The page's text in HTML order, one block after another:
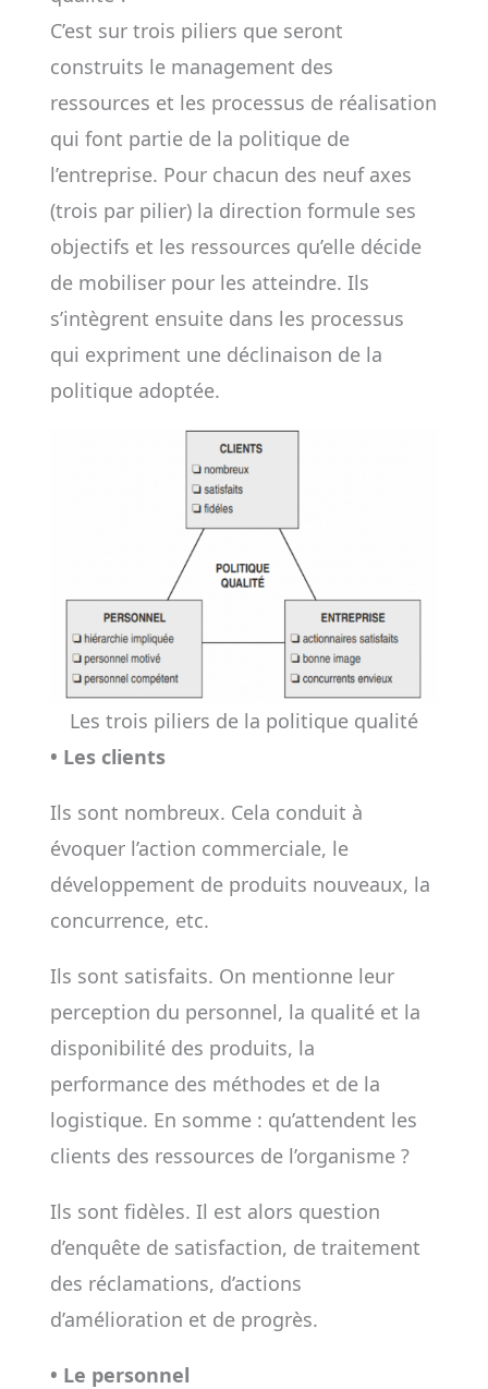
C’est sur trois piliers que seront
construits le management des
ressources et les processus de réalisation
qui font partie de la politique de
l’entreprise. Pour chacun des neuf axes
(trois par pilier) la direction formule ses
objectifs et les ressources qu’elle décide
de mobiliser pour les atteindre. Ils
s’intègrent ensuite dans les processus
qui expriment une déclinaison de la
politique adoptée.
Les trois piliers de la politique qualité
• Les clients
Ils sont nombreux. Cela conduit à
évoquer l’action commerciale, le
développement de produits nouveaux, la
concurrence, etc.
Ils sont satisfaits. On mentionne leur
perception du personnel, la qualité et la
disponibilité des produits, la
performance des méthodes et de la
logistique. En somme : qu’attendent les
clients des ressources de l’organisme ?
Ils sont fidèles. Il est alors question
d’enquête de satisfaction, de traitement
des réclamations, d’actions
d’amélioration et de progrès.
• Le personnel